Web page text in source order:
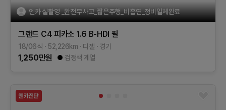
엔카 실촬영 _완전무사고_짧은주행_비흡연_정비일체완료
그랜드 C4 피카소 1.6 B-HDI 필
18/06식 52,226km 디젤 경기
1,250만원 검정색 계열